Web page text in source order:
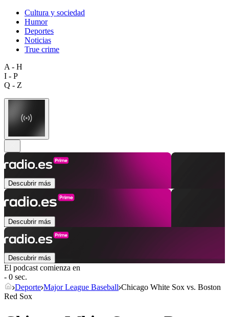
Cultura y sociedad
Humor
Deportes
Noticias
True crime
A - H
I - P
Q - Z
Descubrir más
Descubrir más
Descubrir más
El podcast comienza en
- 0 sec.
Deporte Major League Baseball Chicago White Sox vs. Boston
Red Sox